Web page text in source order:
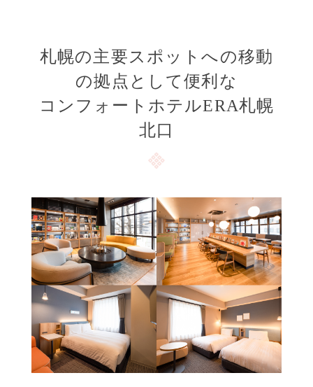
札幌の主要スポットへの移動
の拠点として便利な
コンフォートホテルERA札幌
北口